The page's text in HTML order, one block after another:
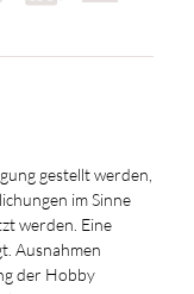
gestellt werden,
im Sinne
werden. Eine
Ausnahmen
der Hobby